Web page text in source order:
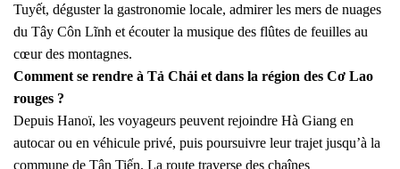
Tuyết, déguster la gastronomie locale, admirer les mers de nuages
du Tây Côn Lĩnh et écouter la musique des flûtes de feuilles au
cœur des montagnes.
Comment se rendre à Tả Chải et dans la région des Cơ Lao
rouges ?
Depuis Hanoï, les voyageurs peuvent rejoindre Hà Giang en
autocar ou en véhicule privé, puis poursuivre leur trajet jusqu’à la
commune de Tân Tiến. La route traverse des chaînes